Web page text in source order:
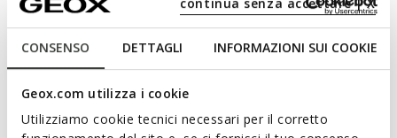
CONSENSO DETTAGLI INFORMAZIONI SUI COOKIE
Geox.com utilizza i cookie
Utilizziamo cookie tecnici necessari per il corretto
Rann-E Junior
Hard toe sneakers
NOT SHOPPABLE